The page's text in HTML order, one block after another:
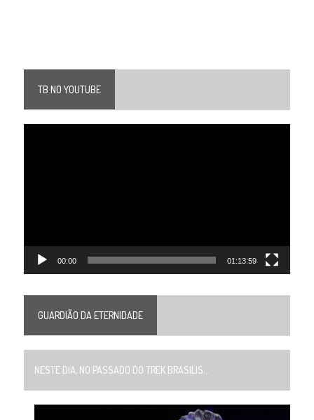
TB NO YOUTUBE
00:00 01:13:59
GUARDIÃO DA ETERNIDADE
NESTE DIA, NO PASSADO DO TREK BRASILIS...